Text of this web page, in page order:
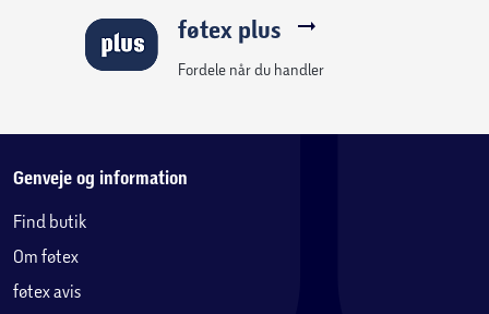
føtex plus
Fordele når du handler
Genveje og information
Find butik
Om føtex
føtex avis